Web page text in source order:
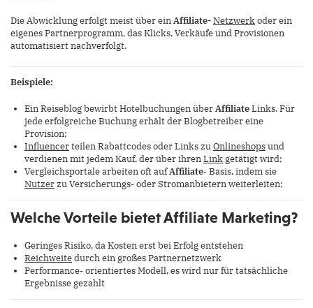
Die Abwicklung erfolgt meist über einAffiliate-Netzwerkoder ein
eigenes Partnerprogramm, das Klicks, Verkäufe und Provisionen
automatisiert nachverfolgt.
Beispiele:
Ein Reiseblog bewirbt Hotelbuchungen überAffiliateLinks. Für
jede erfolgreiche Buchung erhält der Blogbetreiber eine
Provision;
Influencerteilen Rabattcodes oder Links zuOnlineshopsund
verdienen mit jedem Kauf, der über ihrenLink getätigt wird;
Vergleichsportale arbeiten oft aufAffiliate- Basis, indem sie
Nutzerzu Versicherungs- oder Stromanbietern weiterleiten;
Welche Vorteile bietet Affiliate Marketing?
Geringes Risiko, da Kosten erst bei Erfolg entstehen
Reichweitedurch ein großes Partnernetzwerk
Performance- orientiertes Modell, es wird nur für tatsächliche
Ergebnisse gezahlt